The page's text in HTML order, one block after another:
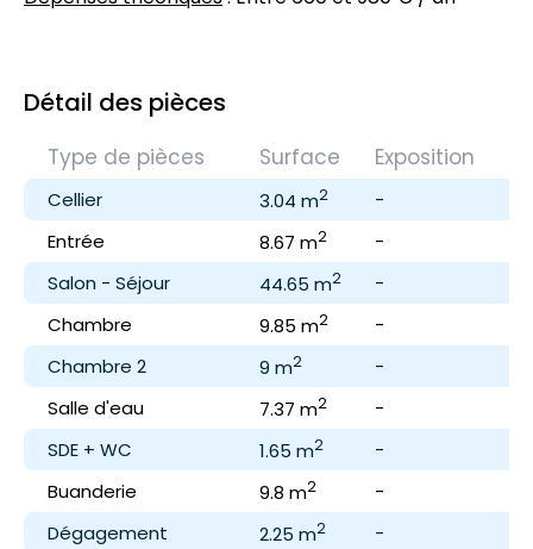
Détail des pièces
Type de pièces Surface Exposition
Cellier 3.04 m2 -
Entrée
8.67 m2 -
Salon - Séjour
44.65 m2 -
Chambre
9.85 m2 -
Chambre 2
9 m2 -
Salle d'eau
7.37 m2 -
SDE + WC
1.65 m2 -
Buanderie
9.8 m2 -
Dégagement
2.25 m2 -